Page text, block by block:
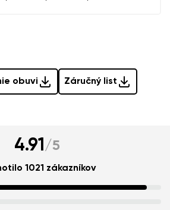
obuvi Záručný list
4.91/5
1021 zákazníkov